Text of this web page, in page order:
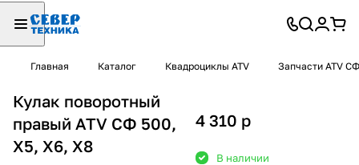
Главная Каталог Квадроциклы ATV Запчасти ATV СФ
Кулак поворотный
правый ATV СФ 500,
X5, X6, X8
4 310 p
В наличии